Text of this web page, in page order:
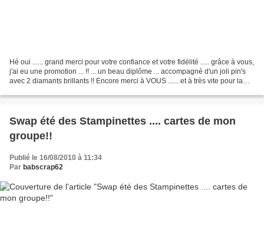
Hé oui ...... grand merci pour votre confiance et votre fidélité ..... grâce à vous,
j'ai eu une promotion ... !! ... un beau diplôme ... accompagné d'un joli pin's
avec 2 diamants brillants !! Encore merci à VOUS ...... et à très vite pour la
Swap été des Stampinettes .... cartes de mon
groupe!!
Publié le 16/08/2010 à 11:34
Par babscrap62